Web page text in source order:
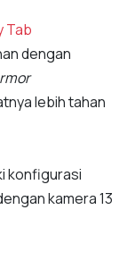
Tab
dengan
lebih tahan
konfigurasi
kamera 13